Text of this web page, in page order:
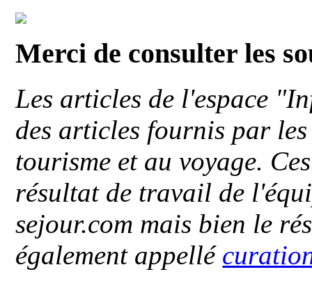
Merci de consulter les
Les articles de l'espace
des articles fournis par
tourisme et au voyage.
résultat de travail de
sejour.com mais bien le
également appellé